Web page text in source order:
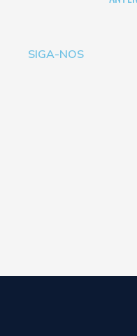
SIGA-NOS